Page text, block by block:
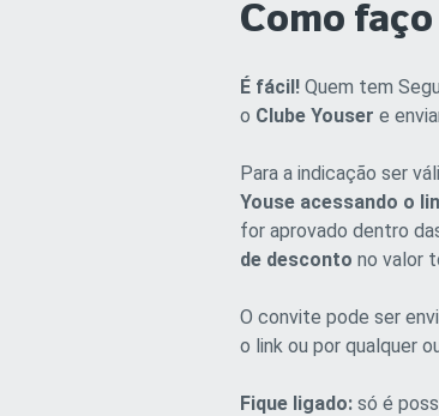
Como
É fácil! Quem tem
o Clube Youser e
Para a indicação ser
Youse acessando o
for aprovado dentro
de desconto no valor
O convite pode ser
o link ou por qualquer
Fique ligado: só é